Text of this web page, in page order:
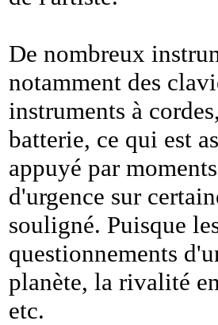
De nombreux
notamment des
instruments à
batterie, ce qui est
appuyé par
d'urgence sur
souligné. Puisque
questionnements
planète, la rivalité
etc.